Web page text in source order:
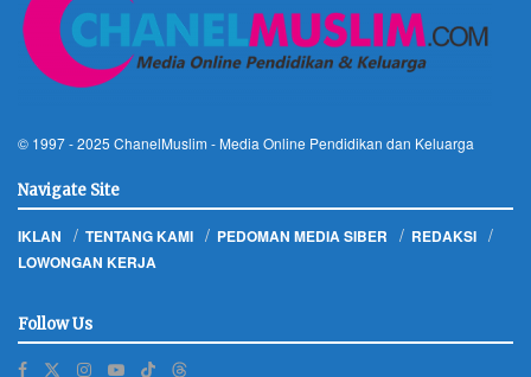
© 1997 - 2025 ChanelMuslim - Media Online Pendidikan dan Keluarga
Navigate Site
IKLAN TENTANG KAMI PEDOMAN MEDIA SIBER
REDAKSI
LOWONGAN KERJA
Follow Us